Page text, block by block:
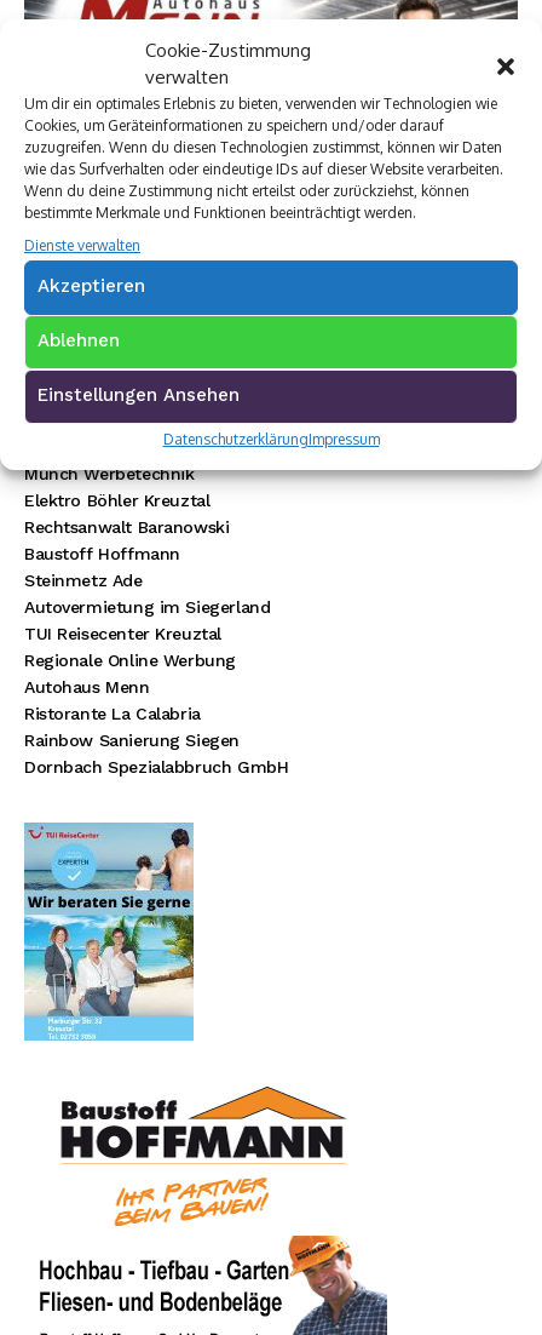
Cookie-Zustimmung
verwalten
Um dir ein optimales Erlebnis zu bieten, verwenden wir Technologien wie
Cookies, um Geräteinformationen zu speichern und/oder darauf
zuzugreifen. Wenn du diesen Technologien zustimmst, können wir Daten
wie das Surfverhalten oder eindeutige IDs auf dieser Website verarbeiten.
Wenn du deine Zustimmung nicht erteilst oder zurückziehst, können
bestimmte Merkmale und Funktionen beeinträchtigt werden.
Dienste verwalten
Akzeptieren
Ablehnen
Einstellungen Ansehen
DatenschutzerklärungImpressum
Premium Werbepartner:
VW Walter Schneider
Münch Werbetechnik
Elektro Böhler Kreuztal
Rechtsanwalt Baranowski
Baustoff Hoffmann
Steinmetz Ade
Autovermietung im Siegerland
TUI Reisecenter Kreuztal
Regionale Online Werbung
Autohaus Menn
Ristorante La Calabria
Rainbow Sanierung Siegen
Dornbach Spezialabbruch GmbH